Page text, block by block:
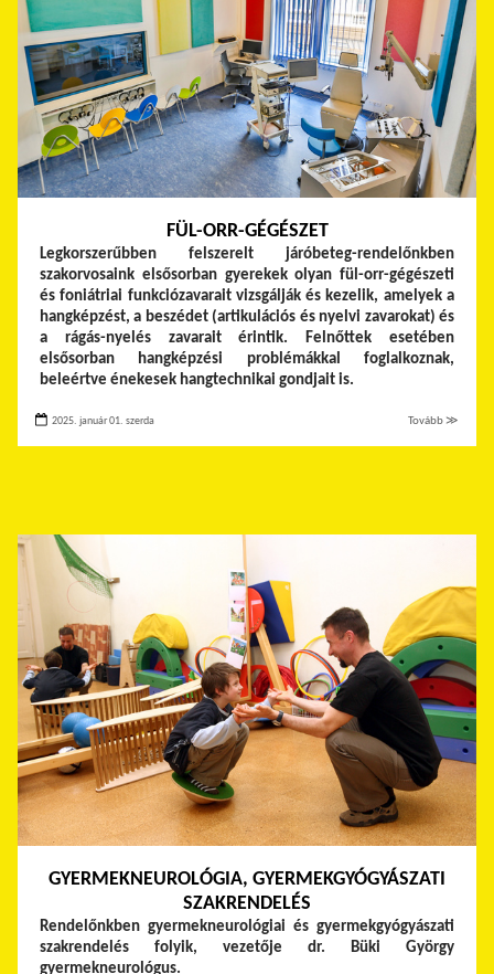
FÜL-ORR-GÉGÉSZET
Legkorszerűbben felszerelt járóbeteg-rendelőnkben
szakorvosaink elsősorban gyerekek olyan fül-orr-gégészeti
és foniátriai funkciózavarait vizsgálják és kezelik, amelyek a
hangképzést, a beszédet (artikulációs és nyelvi zavarokat) és
a rágás-nyelés zavarait érintik. Felnőttek esetében
elsősorban hangképzési problémákkal foglalkoznak,
beleértve énekesek hangtechnikai gondjait is.
2025. január 01. szerda Tovább ≫
GYERMEKNEUROLÓGIA, GYERMEKGYÓGYÁSZATI
SZAKRENDELÉS
Rendelőnkben gyermekneurológiai és gyermekgyógyászati
szakrendelés folyik, vezetője dr. Büki György
gyermekneurológus.